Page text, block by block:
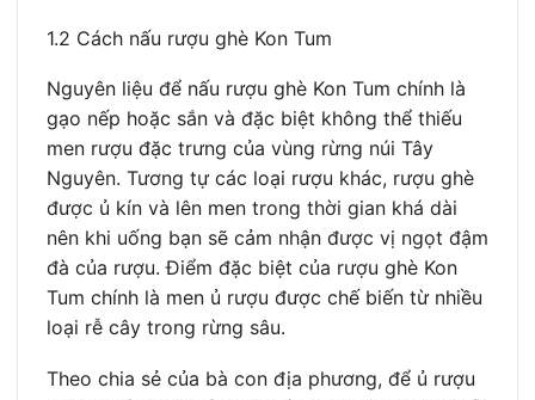
1.2 Cách nấu rượu ghè Kon Tum
Nguyên liệu để nấu rượu ghè Kon Tum chính là
gạo nếp hoặc sắn và đặc biệt không thể thiếu
men rượu đặc trưng của vùng rừng núi Tây
Nguyên. Tương tự các loại rượu khác, rượu ghè
được ủ kín và lên men trong thời gian khá dài
nên khi uống bạn sẽ cảm nhận được vị ngọt đậm
đà của rượu. Điểm đặc biệt của rượu ghè Kon
Tum chính là men ủ rượu được chế biến từ nhiều
loại rễ cây trong rừng sâu.
Theo chia sẻ của bà con địa phương, để ủ rượu